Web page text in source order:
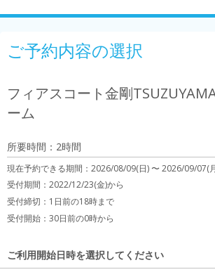
ご予約内容の選択
フィアスコート金剛
ーム
所要時間：2時間
現在予約できる期間： 2026/08/09(日) 〜2026/09/07(
受付期間：2022/12/23(金)から
受付締切： 1日前の18時まで
受付開始： 30日前の0時から
ご利用開始日時を選択してください